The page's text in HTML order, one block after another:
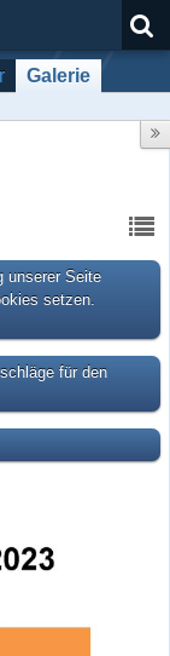
Galerie
unserer Seite
setzen.
für den